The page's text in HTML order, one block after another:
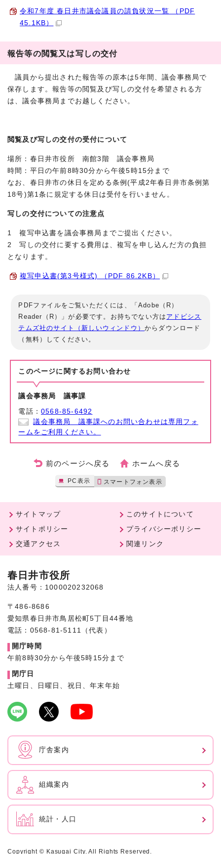
令和7年度 春日井市議会議員の請負状況一覧 （PDF
45.1KB）
報告等の閲覧又は写しの交付
議員から提出された報告等の原本は5年間、議会事務局で
保存します。報告等の閲覧及び写しの交付を希望される方
は、議会事務局までお越しください。
閲覧及び写しの交付の受付について
場所：春日井市役所 南館3階 議会事務局
時間：平日の午前8時30分から午後5時15分まで
なお、春日井市の休日を定める条例(平成2年春日井市条例第
18号)第1条に規定する休日は受付を行いません。
写しの交付についての注意点
1 複写申込書を議会事務局までご提出ください。
2 写しの交付に要する費用は、複写を申し込んだ方の負担
となります。
複写申込書(第3号様式) （PDF 86.2KB）
PDFファイルをご覧いただくには、「Adobe（R）
Reader（R）」が必要です。お持ちでない方は アドビシス
テムズ社のサイト（新しいウィンドウ）からダウンロード
（無料）してください。
このページに関する お問い合わせ
議会事務局 議事課
電話：0568-85-6492
議会事務局 議事課へのお問い合わせは専用フォ
ームをご利用ください。
前のページへ戻る ホームへ戻る
PC表示 スマートフォン表示
サイトマップ
このサイトについて
サイトポリシー
プライバシーポリシー
交通アクセス
関連リンク
春日井市役所
法人番号：1000020232068
〒486-8686
愛知県春日井市鳥居松町5丁目44番地
電話：0568-81-5111（代表）
開庁時間
午前8時30分から午後5時15分まで
閉庁日
土曜日、日曜日、祝日、年末年始
庁舎案内
組織案内
統計・人口
Copyright © Kasugai City. All Rights Reserved.